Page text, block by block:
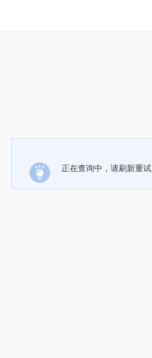
正在查询中，请刷新重试